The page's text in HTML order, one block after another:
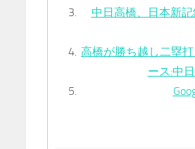
中日高橋、日本新
高橋が勝ち越し二塁
ース:中